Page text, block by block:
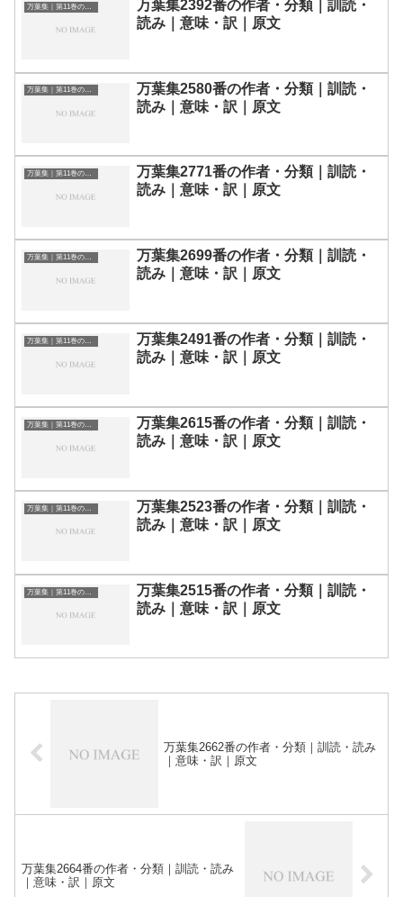
万葉集｜第11巻の和歌一覧
万葉集2392番の作者・分類｜訓読・
読み｜意味・訳｜原文
万葉集｜第11巻の和歌一覧
万葉集2580番の作者・分類｜訓読・
読み｜意味・訳｜原文
万葉集｜第11巻の和歌一覧
万葉集2771番の作者・分類｜訓読・
読み｜意味・訳｜原文
万葉集｜第11巻の和歌一覧
万葉集2699番の作者・分類｜訓読・
読み｜意味・訳｜原文
万葉集｜第11巻の和歌一覧
万葉集2491番の作者・分類｜訓読・
読み｜意味・訳｜原文
万葉集｜第11巻の和歌一覧
万葉集2615番の作者・分類｜訓読・
読み｜意味・訳｜原文
万葉集｜第11巻の和歌一覧
万葉集2523番の作者・分類｜訓読・
読み｜意味・訳｜原文
万葉集｜第11巻の和歌一覧
万葉集2515番の作者・分類｜訓読・
読み｜意味・訳｜原文
万葉集2662番の作者・分類｜訓読・読み
｜意味・訳｜原文
万葉集2664番の作者・分類｜訓読・読み
｜意味・訳｜原文